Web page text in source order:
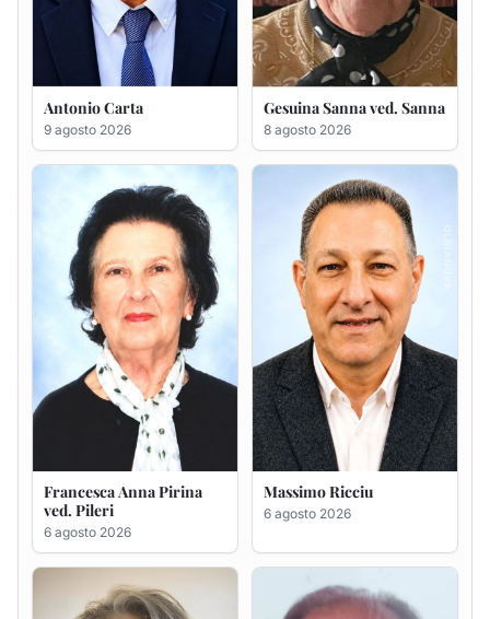
Francesca Anna Pirina
ved. Pileri
6 agosto 2026
Massimo Ricciu
6 agosto 2026
Maria Teresa Floris ved.
6 agosto 2026
Renzo Murrai
5 agosto 2026